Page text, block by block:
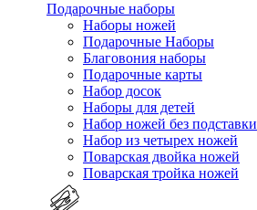
Подарочные наборы
Наборы ножей
Подарочные Наборы
Благовония наборы
Подарочные карты
Набор досок
Наборы для детей
Набор ножей без подставки
Набор из четырех ножей
Поварская двойка ножей
Поварская тройка ножей